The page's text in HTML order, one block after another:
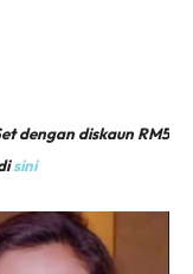
dengan diskaun RM5
sini